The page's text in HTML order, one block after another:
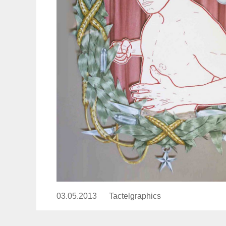
Publicado
03.05.2013 https://www.experimenta.es/
Tactelgraphics